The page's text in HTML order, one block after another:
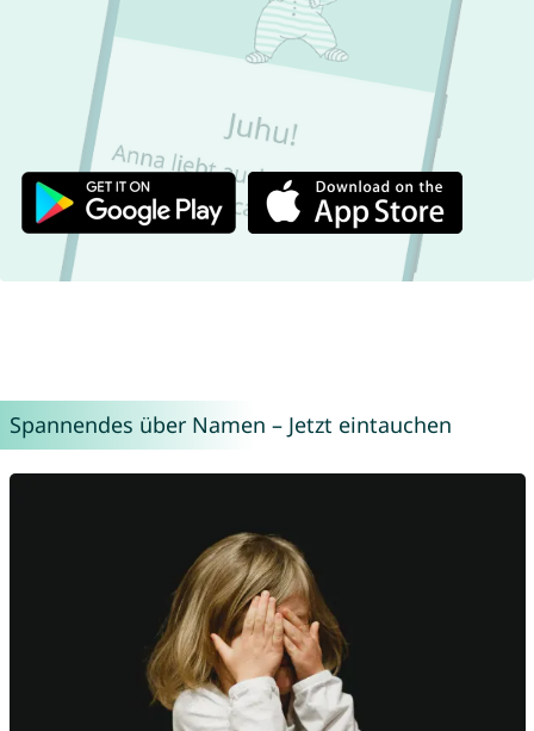
Spannendes über Namen – Jetzt eintauchen